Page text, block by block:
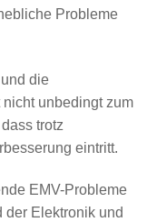
Probleme
die
unbedingt zum
trotz
eintritt.
EMV-Probleme
der Elektronik und